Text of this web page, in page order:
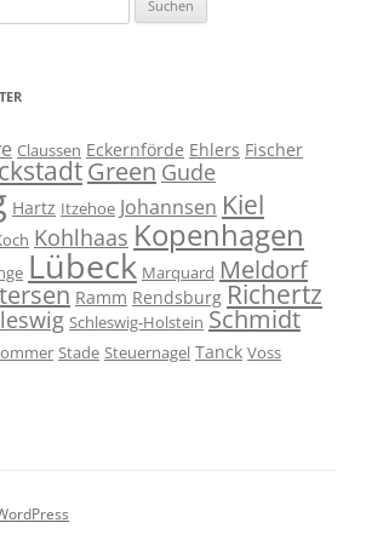
Claussen Eckernförde Ehlers Fischer
Green Gude
Hartz Itzehoe Johannsen Kiel
Kohlhaas Kopenhagen
Lübeck Marquard Meldorf
Ramm Rendsburg Richertz
Schleswig-Holstein Schmidt
Stade Steuernagel Tanck Voss